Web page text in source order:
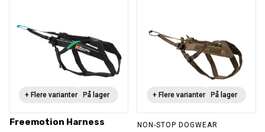
På lager
+ Flere varianter
Freemotion Harness
På lager
+ Flere varianter
NON-STOP DOGWEAR